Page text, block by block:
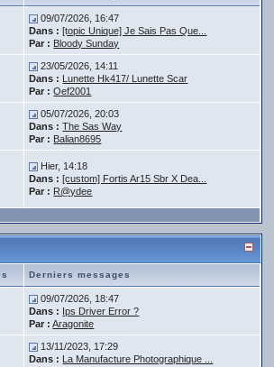
09/07/2026, 16:47
Dans : [topic Unique] Je Sais Pas Que...
Par : Bloody Sunday
23/05/2026, 14:11
Dans : Lunette Hk417/ Lunette Scar
Par : Oef2001
05/07/2026, 20:03
Dans : The Sas Way
Par : Balian8695
Hier, 14:18
Dans : [custom] Fortis Ar15 Sbr X Dea...
Par : R@ydee
Derniers messages
09/07/2026, 18:47
Dans : Ips Driver Error ?
Par : Aragonite
13/11/2023, 17:29
Dans : La Manufacture Photographique ...